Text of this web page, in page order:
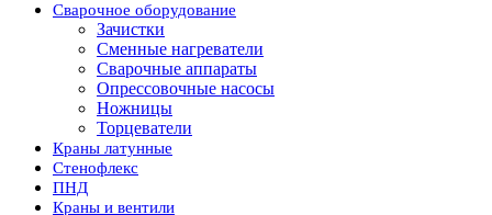
Сварочное оборудование
Зачистки
Сменные нагреватели
Сварочные аппараты
Опрессовочные насосы
Ножницы
Торцеватели
Краны латунные
Стенофлекс
ПНД
Краны и вентили